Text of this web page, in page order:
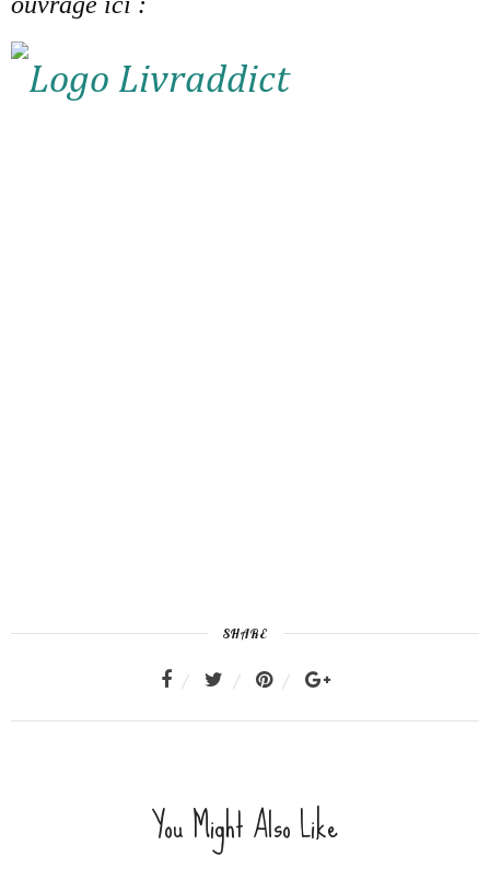
SHARE
You Might Also Like